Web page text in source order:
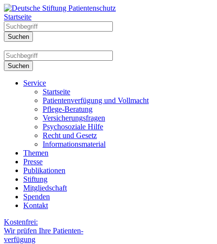
Startseite
Service
Startseite
Patientenverfügung und Vollmacht
Pflege-Beratung
Versicherungsfragen
Psychosoziale Hilfe
Recht und Gesetz
Informationsmaterial
Themen
Presse
Publikationen
Stiftung
Mitgliedschaft
Spenden
Kontakt
Kostenfrei:
Wir prüfen Ihre Patienten-
verfügung